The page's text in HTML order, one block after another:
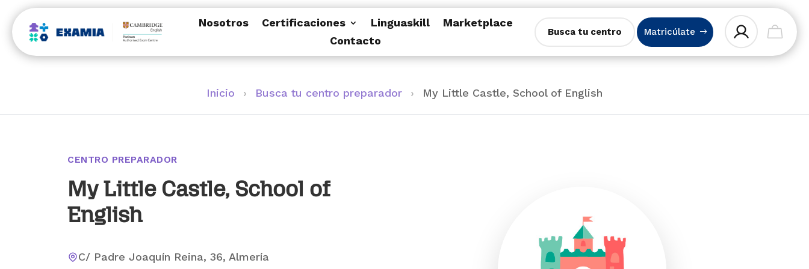
Nosotros Certificaciones Linguaskill
Marketplace
Contacto
Busca tu centro Matricúlate
Inicio › Busca tu centro preparador › My Little Castle, School of English
CENTRO PREPARADOR
My Little Castle, School of
English
C/ Padre Joaquín Reina, 36, Almería